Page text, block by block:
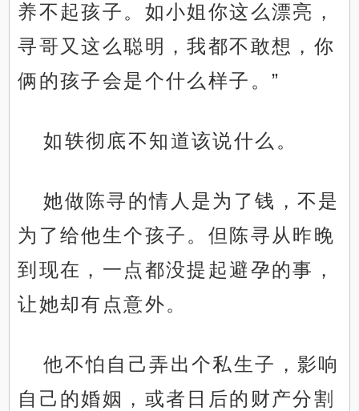
养不起孩子。如小姐你这么漂亮，
寻哥又这么聪明，我都不敢想，你
俩的孩子会是个什么样子。”
如轶彻底不知道该说什么。
她做陈寻的情人是为了钱，不是
为了给他生个孩子。但陈寻从昨晚
到现在，一点都没提起避孕的事，
让她却有点意外。
他不怕自己弄出个私生子，影响
自己的婚姻，或者日后的财产分割